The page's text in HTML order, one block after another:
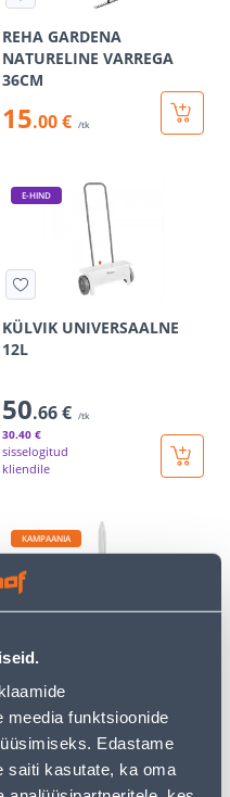
funktsioonide
Edastame
saiti kasutate, ka oma
REHA GARDENA
NATURELINE VARREGA
36CM
15.00 € /tk
E-HIND
KÜLVIK UNIVERSAALNE
12L
50.66 € /tk
30.40 €
sisselogitud
kliendile
KAMPAANIA
HEKIKÄÄRID SOLID HS21
23